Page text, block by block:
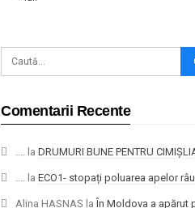
Comentarii Recente
la DRUMURI BUNE PENTRU
la ECO1- stopați poluarea apelor
Alina HASNAȘ laÎn Moldova a apărut